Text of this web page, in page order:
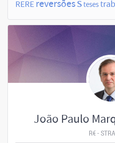
RERE reversões teses
João Paulo
R€ -